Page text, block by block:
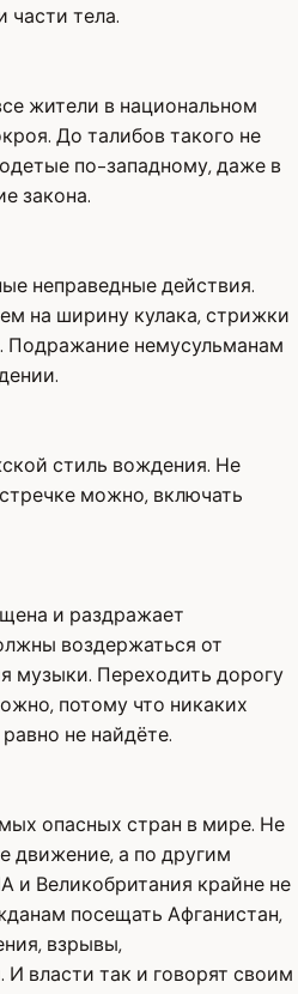
тела.
жители в национальном
До талибов такого не
по-западному, даже в
закона.
неправедные действия.
на ширину кулака, стрижки
Подражание немусульманам
стиль вождения. Не
можно, включать
и раздражает
воздержаться от
музыки. Переходить дорогу
потому что никаких
не найдёте.
опасных стран в мире. Не
движение, а по другим
Великобритания крайне не
посещать Афганистан,
взрывы,
И власти так и говорят своим